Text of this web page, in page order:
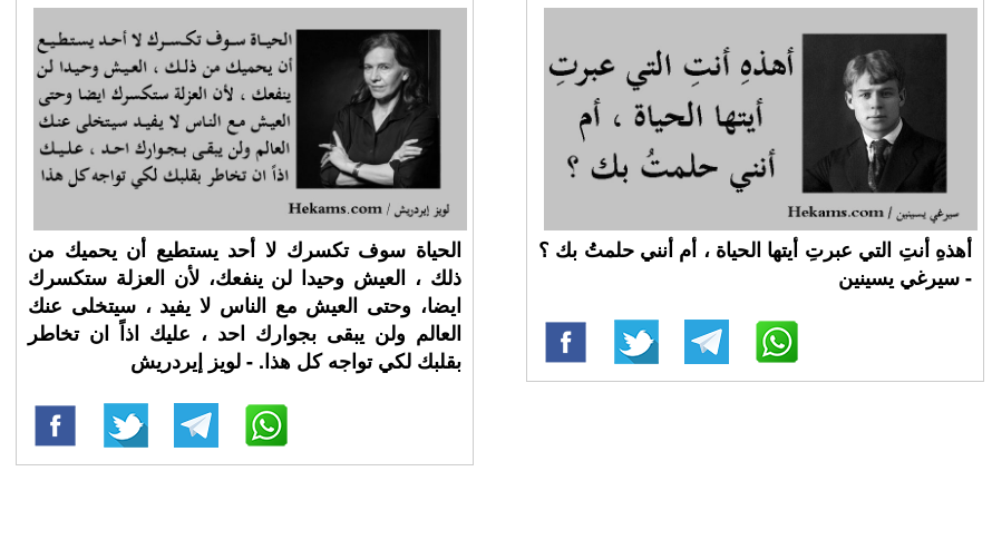
الحياة سوف تكسرك لا أحد يستطيع أن يحميك من
ذلك ، العيش وحيدا لن ينفعك، لأن العزلة ستكسرك
ايضا، وحتى العيش مع الناس لا يفيد ، سيتخلى عنك
العالم ولن يبقى بجوارك احد ، عليك اذاً ان تخاطر
بقلبك لكي تواجه كل هذا. - لويز إيردريش
أهذهِ أنتِ التي عبرتِ أيتها الحياة ، أم أنني حلمتُ بك ؟
- سيرغي يسينين